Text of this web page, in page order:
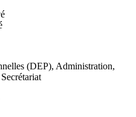
(DEP), Administration,